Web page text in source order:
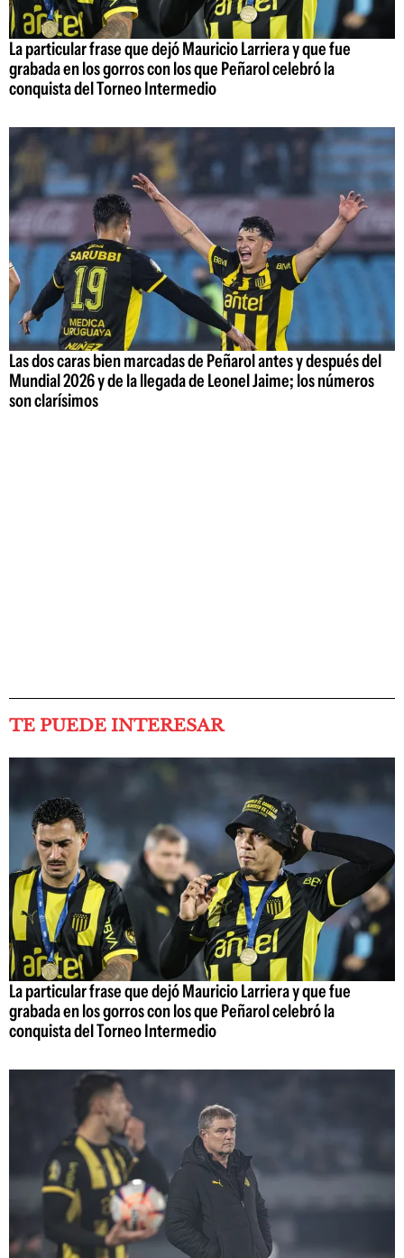
La particular frase que dejó Mauricio Larriera y que fue
grabada en los gorros con los que Peñarol celebró la
conquista del Torneo Intermedio
Las dos caras bien marcadas de Peñarol antes y después del
Mundial 2026 y de la llegada de Leonel Jaime; los números
son clarísimos
TE PUEDE INTERESAR
La particular frase que dejó Mauricio Larriera y que fue
grabada en los gorros con los que Peñarol celebró la
conquista del Torneo Intermedio